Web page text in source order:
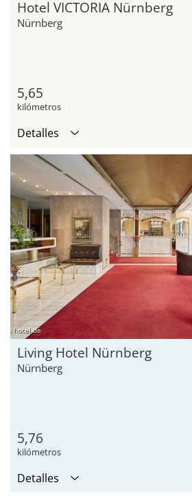
Hotel VICTORIA Nürnberg
Nürnberg
5,65
kilómetros
Detalles
hotel.de
Living Hotel Nürnberg
Nürnberg
5,76
kilómetros
Detalles